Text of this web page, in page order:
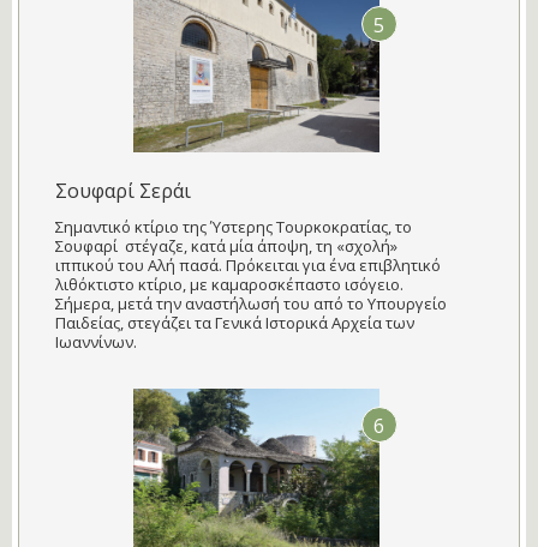
5
Σουφαρί Σεράι
Σημαντικό κτίριο της Ύστερης Τουρκοκρατίας, το
Σουφαρί στέγαζε, κατά μία άποψη, τη «σχολή»
ιππικού του Αλή πασά. Πρόκειται για ένα επιβλητικό
λιθόκτιστο κτίριο, με καμαροσκέπαστο ισόγειο.
Σήμερα, μετά την αναστήλωσή του από το Υπουργείο
Παιδείας, στεγάζει τα Γενικά Ιστορικά Αρχεία των
Ιωαννίνων.
6